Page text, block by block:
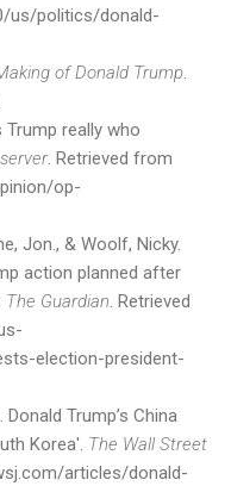
us/politics/donald-
of Donald Trump.
Trump really who
. Retrieved from
op-
Jon., & Woolf, Nicky.
action planned after
The Guardian. Retrieved
election-president-
Trump’s China
Korea'. The Wall Street
articles/donald-